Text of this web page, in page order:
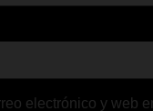
electrónico y web